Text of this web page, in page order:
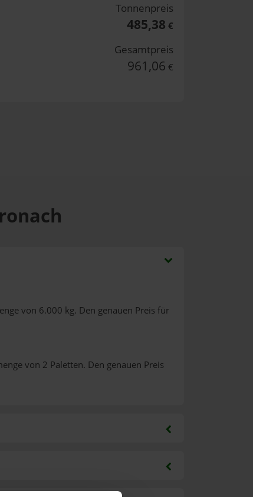
Tonnenpreis
485,38 €
Gesamtpreis
961,06 €
von 6.000 kg. Den genauen Preis für
von 2 Paletten. Den genauen Preis